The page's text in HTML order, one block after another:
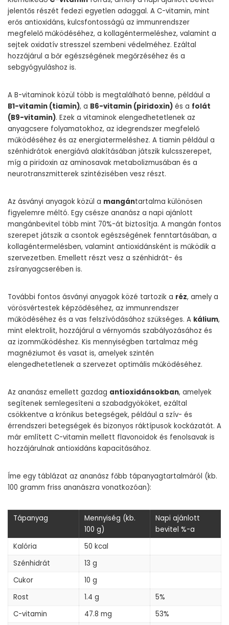
jelentős részét fedezi egyetlen adaggal. A C-vitamin, mint
erős antioxidáns, kulcsfontosságú az immunrendszer
megfelelő működéséhez, a kollagéntermeléshez, valamint a
sejtek oxidatív stresszel szembeni védelméhez. Ezáltal
hozzájárul a bőr egészségének megőrzéséhez és a
sebgyógyuláshoz is.
A B-vitaminok közül több is megtalálható benne, például a
B1-vitamin (tiamin), a B6-vitamin (piridoxin) és a folát
(B9-vitamin). Ezek a vitaminok elengedhetetlenek az
anyagcsere folyamatokhoz, az idegrendszer megfelelő
működéséhez és az energiatermeléshez. A tiamin például a
szénhidrátok energiává alakításában játszik kulcsszerepet,
míg a piridoxin az aminosavak metabolizmusában és a
neurotranszmitterek szintézisében vesz részt.
Az ásványi anyagok közül a mangántartalma különösen
figyelemre méltó. Egy csésze ananász a napi ajánlott
mangánbevitel több mint 70%-át biztosítja. A mangán fontos
szerepet játszik a csontok egészségének fenntartásában, a
kollagéntermelésben, valamint antioxidánsként is működik a
szervezetben. Emellett részt vesz a szénhidrát- és
zsíranyagcserében is.
További fontos ásványi anyagok közé tartozik a réz, amely a
vörösvértestek képződéséhez, az immunrendszer
működéséhez és a vas felszívódásához szükséges. A kálium,
mint elektrolit, hozzájárul a vérnyomás szabályozásához és
az izomműködéshez. Kis mennyiségben tartalmaz még
magnéziumot és vasat is, amelyek szintén
elengedhetetlenek a szervezet optimális működéséhez.
Az ananász emellett gazdag antioxidánsokban, amelyek
segítenek semlegesíteni a szabadgyököket, ezáltal
csökkentve a krónikus betegségek, például a szív- és
érrendszeri betegségek és bizonyos ráktípusok kockázatát. A
már említett C-vitamin mellett flavonoidok és fenolsavak is
hozzájárulnak antioxidáns kapacitásához.
Íme egy táblázat az ananász főbb tápanyagtartalmáról (kb.
100 gramm friss ananászra vonatkozóan):
Tápanyag
Mennyiség (kb.
100 g)
Napi ajánlott
bevitel %-a
Kalória
50 kcal
Szénhidrát
13 g
Cukor
10 g
Rost
1.4 g
5%
C-vitamin
47.8 mg 53%